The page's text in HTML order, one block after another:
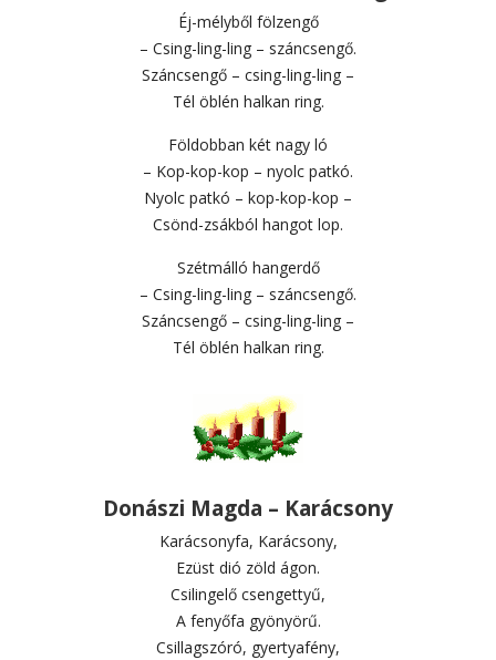
Éj-mélyből fölzengő
– Csing-ling-ling – száncsengő.
Száncsengő – csing-ling-ling –
Tél öblén halkan ring.
Földobban két nagy ló
– Kop-kop-kop – nyolc patkó.
Nyolc patkó – kop-kop-kop –
Csönd-zsákból hangot lop.
Szétmálló hangerdő
– Csing-ling-ling – száncsengő.
Száncsengő – csing-ling-ling –
Tél öblén halkan ring.
Donászi Magda – Karácsony
Karácsonyfa, Karácsony,
Ezüst dió zöld ágon.
Csilingelő csengettyű,
A fenyőfa gyönyörű.
Csillagszóró, gyertyafény,